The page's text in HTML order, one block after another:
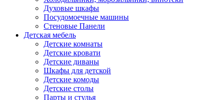
Духовые шкафы
Посудомоечные машины
Стеновые Панели
Детская мебель
Детские комнаты
Детские кровати
Детские диваны
Шкафы для детской
Детские комоды
Детские столы
Парты и стулья